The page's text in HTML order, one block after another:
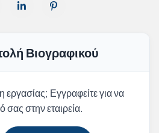
Βιογραφικού
εργασίας; Εγγραφείτε για να
σας στην εταιρεία.